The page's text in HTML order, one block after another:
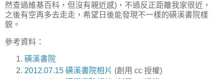
然查過維基百科，但沒有親近感)，不過反正距離我家很近，
之後有空再多去走走，希望日後能發現不一樣的磺溪書院樣
貌。
參考資料：
磺溪書院
2012.07.15 磺溪書院相片 (創用 cc 授權)